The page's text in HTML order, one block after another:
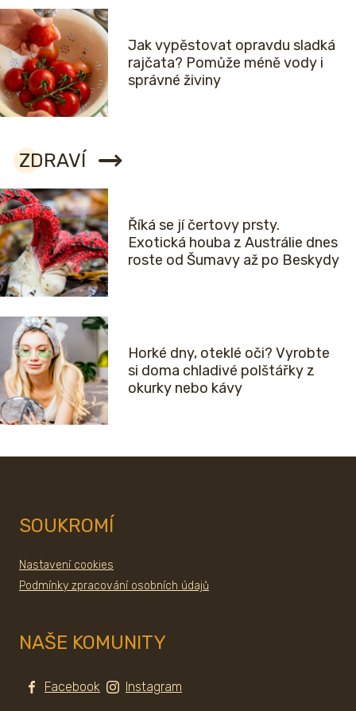
Jak vypěstovat opravdu sladká
rajčata? Pomůže méně vody i
správné živiny
ZDRAVÍ
Říká se jí čertovy prsty.
Exotická houba z Austrálie dnes
roste od Šumavy až po Beskydy
Horké dny, oteklé oči? Vyrobte
si doma chladivé polštářky z
okurky nebo kávy
SOUKROMÍ
Nastavení cookies
Podmínky zpracování osobních údajů
NAŠE KOMUNITY
Facebook Instagram